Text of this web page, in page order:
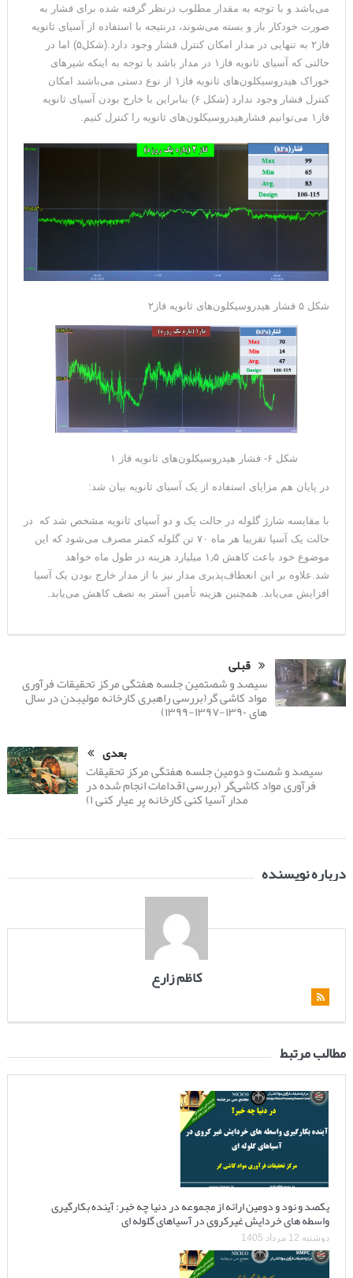
می‌باشد و با توجه به مقدار مطلوب درنظر گرفته شده برای فشار به
صورت خودکار باز و بسته می‌شوند، درنتیجه با استفاده از آسیای ثانویه
فاز۲ به تنهایی در مدار امکان کنترل فشار وجود دارد.(شکل۵) اما در
حالتی که آسیای ثانویه فاز۱ در مدار باشد با توجه به اینکه شیرهای
خوراک هیدروسیکلون‌های ثانویه فاز۱ از نوع دستی می‌باشند امکان
کنترل فشار وجود ندارد (شکل ۶) بنابراین با خارج بودن آسیای ثانویه
فاز۱ می‌توانیم فشارهیدروسیکلون‌های ثانویه را کنترل کنیم.
شکل ۵ فشار هیدروسیکلون‌های ثانویه فاز۲
شکل ۶- فشار هیدروسیکلون‌های ثانویه فاز ۱
در پایان هم مزایای استفاده از یک آسیای ثانویه بیان شد:
با مقایسه شارژ گلوله در حالت یک و دو آسیای ثانویه مشخص شد که در
حالت یک آسیا تقریبا هر ماه ۷۰ تن گلوله کمتر مصرف می‌شود که این
موضوع خود باعث کاهش ۱٫۵ میلیارد هزینه در طول ماه خواهد
شد.علاوه بر این انعطاف‌پذیری مدار نیز با از مدار خارج بودن یک آسیا
افزایش می‌یابد. همچنین هزینه‌ تأمین آستر به نصف کاهش می‌یابد.
قبلی
سیصد و شصتمین جلسه هفتگی مرکز تحقیقات فرآوری
مواد کاشی گر(بررسی راهبری کارخانه مولیبدن در سال
های ۱۳۹۰-۱۳۹۷-۱۳۹۹)
بعدی
سیصد و شصت و دومین جلسه هفتگی مرکز تحقیقات
فرآوری مواد کاشی‌گر (بررسی اقدامات انجام شده در
مدار آسیا کنی کارخانه پر عیار کنی ۱)
درباره نویسنده
کاظم زارع
مطالب مرتبط
یکصد و نود و دومین ارائه از مجموعه در دنیا چه خبر: آینده بکارگیری
واسطه های خردایش غیرکروی در آسیاهای گلوله ای
دوشنبه 12 مرداد 1405